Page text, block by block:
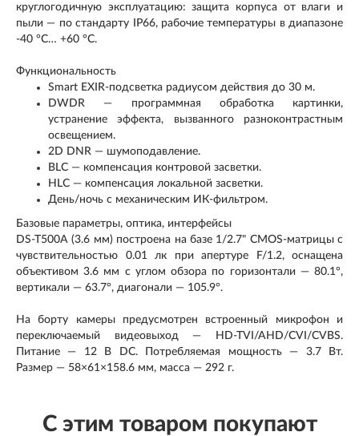
круглогодичную эксплуатацию: защита корпуса от влаги и
пыли — по стандарту IP66, рабочие температуры в диапазоне
-40 °C… +60 °C.
Функциональность
Smart EXIR-подсветка радиусом действия до 30 м.
DWDR — программная обработка картинки,
устранение эффекта, вызванного разноконтрастным
освещением.
2D DNR — шумоподавление.
BLC — компенсация контровой засветки.
HLC — компенсация локальной засветки.
День/ночь с механическим ИК-фильтром.
Базовые параметры, оптика, интерфейсы
DS-T500A (3.6 мм) построена на базе 1/2.7" CMOS-матрицы с
чувствительностью 0.01 лк при апертуре F/1.2, оснащена
объективом 3.6 мм с углом обзора по горизонтали — 80.1°,
вертикали — 63.7°, диагонали — 105.9°.
На борту камеры предусмотрен встроенный микрофон и
переключаемый видеовыход — HD-TVI/AHD/CVI/CVBS.
Питание — 12 В DC. Потребляемая мощность — 3.7 Вт.
Размер — 58×61×158.6 мм, масса — 292 г.
С этим товаром покупают